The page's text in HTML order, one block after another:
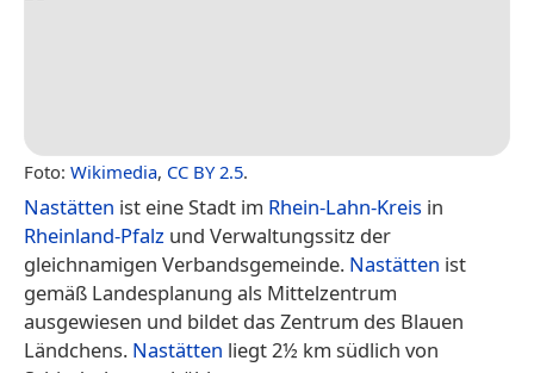
Foto: Wikimedia, CC BY 2.5.
Nastätten ist eine Stadt im Rhein-Lahn-Kreis in
Rheinland-Pfalz und Verwaltungssitz der
gleichnamigen Verbandsgemeinde. Nastätten ist
gemäß Landesplanung als Mittelzentrum
ausgewiesen und bildet das Zentrum des Blauen
Ländchens. Nastätten liegt 2½ km südlich von